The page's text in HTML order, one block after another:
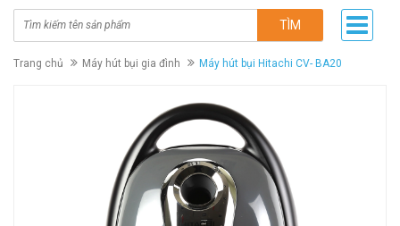
TÌM
Trang chủ Máy hút bụi gia đình Máy hút bụi Hitachi CV- BA20